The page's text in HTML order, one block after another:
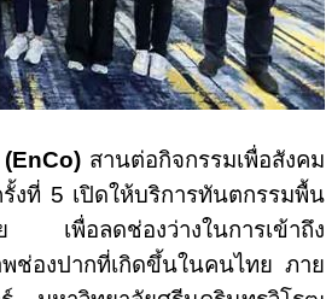
(EnCo) สานต่อกิจกรรมเพื่อสังคม
งที่ 5 เปิดให้บริการทันตกรรมพื้น
ย เพื่อลดช่องว่างในการเข้าถึง
ช่องปากที่เกิดขึ้นในคนไทย ภาย